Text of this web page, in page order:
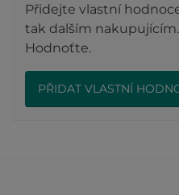
Přidejte vlastní
tak dalším nakupujícím.
Hodnoťte.
PŘIDAT VLASTNÍ